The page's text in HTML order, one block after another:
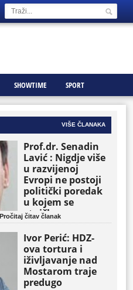
SHOWTIME SPORT
VIŠE ČLANAKA
Prof.dr. Senadin
Lavić : Nigdje više
u razvijenoj
Evropi ne postoji
politički poredak
u kojem se
etničke grupe
pojavljuju kao
osnovne političke
jedinice
Pročitaj čitav članak
Ivor Perić: HDZ-
ova tortura i
iživljavanje nad
Mostarom traje
predugo